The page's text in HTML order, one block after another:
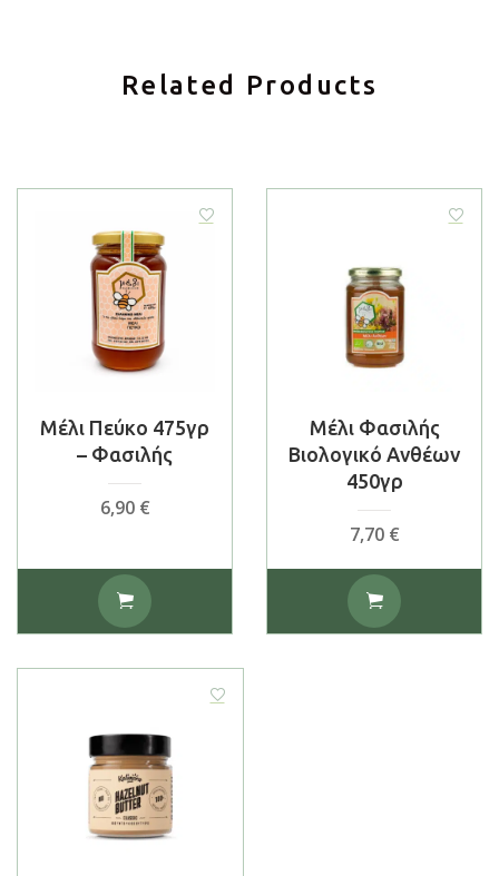
Related Products
Μέλι Πεύκο 475γρ
– Φασιλής
6,90 €
Μέλι Φασιλής
Βιολογικό Ανθέων
450γρ
7,70 €